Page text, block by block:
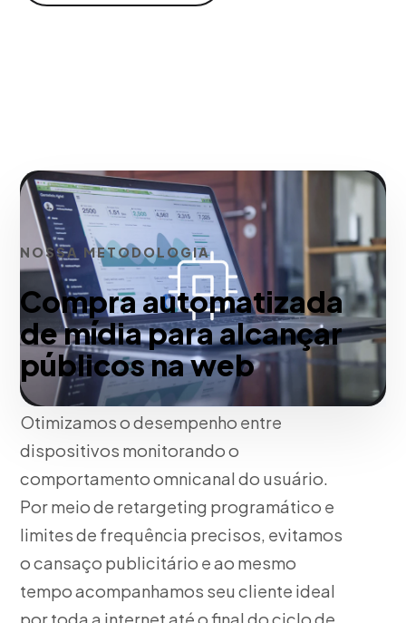
NOSSA METODOLOGIA
Compra automatizada
de mídia para alcançar
públicos na web
Otimizamos o desempenho entre
dispositivos monitorando o
comportamento omnicanal do usuário.
Por meio de retargeting programático e
limites de frequência precisos, evitamos
o cansaço publicitário e ao mesmo
tempo acompanhamos seu cliente ideal